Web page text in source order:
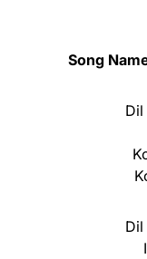
Song
Dil
Dil